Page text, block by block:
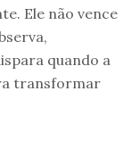
Ele não vence
quando a
transformar